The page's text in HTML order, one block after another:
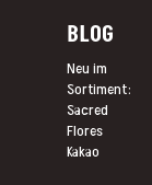
BLOG
Neu im
Sortiment:
Sacred
Flores
Kakao